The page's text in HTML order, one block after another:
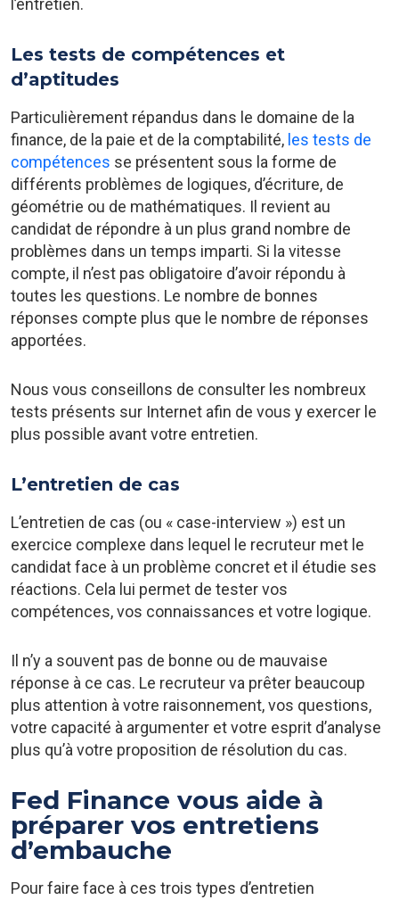
l’entretien.
Les tests de compétences et
d’aptitudes
Particulièrement répandus dans le domaine de la
finance, de la paie et de la comptabilité, les tests de
compétences se présentent sous la forme de
différents problèmes de logiques, d’écriture, de
géométrie ou de mathématiques. Il revient au
candidat de répondre à un plus grand nombre de
problèmes dans un temps imparti. Si la vitesse
compte, il n’est pas obligatoire d’avoir répondu à
toutes les questions. Le nombre de bonnes
réponses compte plus que le nombre de réponses
apportées.
Nous vous conseillons de consulter les nombreux
tests présents sur Internet afin de vous y exercer le
plus possible avant votre entretien.
L’entretien de cas
L’entretien de cas (ou « case-interview ») est un
exercice complexe dans lequel le recruteur met le
candidat face à un problème concret et il étudie ses
réactions. Cela lui permet de tester vos
compétences, vos connaissances et votre logique.
Il n’y a souvent pas de bonne ou de mauvaise
réponse à ce cas. Le recruteur va prêter beaucoup
plus attention à votre raisonnement, vos questions,
votre capacité à argumenter et votre esprit d’analyse
plus qu’à votre proposition de résolution du cas.
Fed Finance vous aide à
préparer vos entretiens
d’embauche
Pour faire face à ces trois types d’entretien